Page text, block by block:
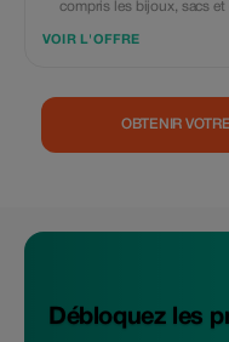
compris les bijoux, sacs
VOIR L'OFFRE
OBTENIR
Débloquez les